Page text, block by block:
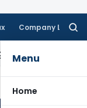
Company Law
Menu
Home
Goods and